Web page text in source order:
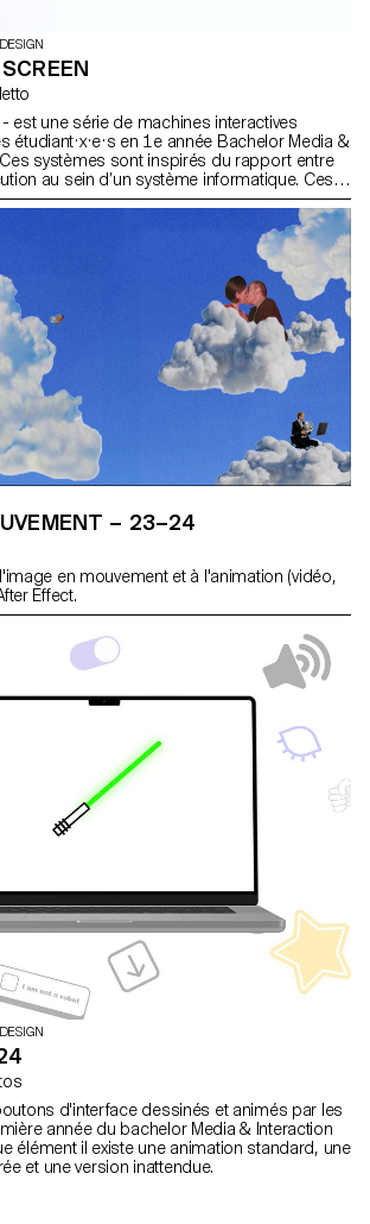
est une série de machines interactives
étudiant·x·e·s en 1e année Bachelor Media &
Ces systèmes sont inspirés du rapport entre
au sein d’un système informatique. Ces
texte au travers d'un système typographique
– 23–24
en mouvement et à l'animation (vidéo,
Effect.
d'interface dessinés et animés par les
année du bachelor Media & Interaction
élément il existe une animation standard, une
et une version inattendue.